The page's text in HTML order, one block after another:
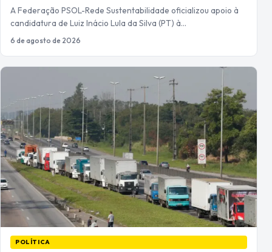
A Federação PSOL-Rede Sustentabilidade oficializou apoio à
candidatura de Luiz Inácio Lula da Silva (PT) à…
6 de agosto de 2026
POLÍTICA